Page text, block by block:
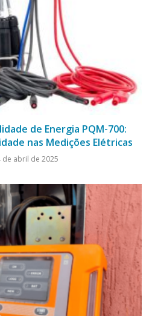
de Energia PQM-700:
nas Medições Elétricas
de abril de 2025